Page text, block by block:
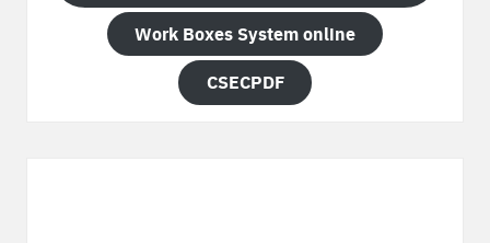
Work Boxes System online
CSECPDF